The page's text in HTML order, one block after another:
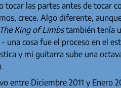
tocar las partes antes de tocar
crece. Algo diferente,
The King of Limbstambién tenía
- una cosa fue el proceso en el
y mi guitarra sube una
entre Diciembre 2011 y Enero